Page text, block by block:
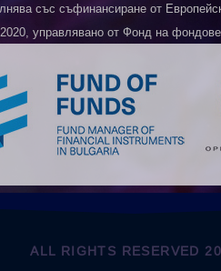
със съфинансиране от
управлявано от Фонд на
ALL RIGHTS RESERVED